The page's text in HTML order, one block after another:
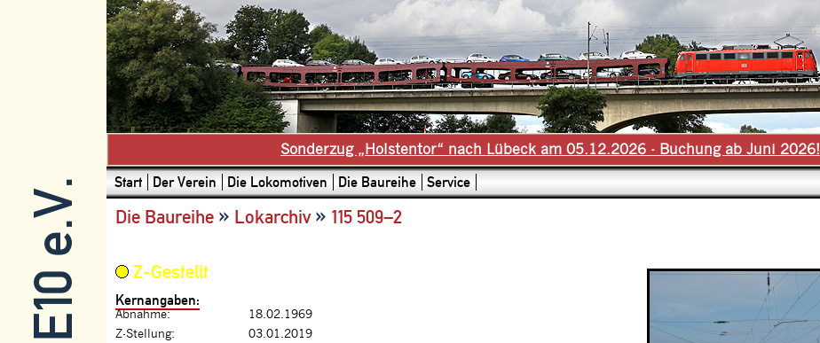
E10 e.V.
Sonderzug „Holstentor“ nach Lübeck am 05.12.2026 - Buchung ab Juni 2026!
Start Der Verein Die Lokomotiven Die Baureihe Service
Die Baureihe » Lokarchiv» 115 509–2
Z-Gestellt
Kernangaben:
Abnahme:
18.02.1969
Z-Stellung:
03.01.2019